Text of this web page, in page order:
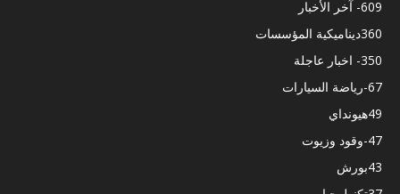
- آخر الأخبار609
ديناميكية المؤسسات360
- اخبار عاجلة350
-رياضة السيارات67
هيونداي49
-وقود وزيوت47
بورش43